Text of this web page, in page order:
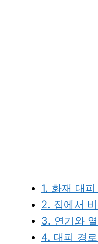
1. 화재 대
2. 집에서
3. 연기와
4. 대피 경